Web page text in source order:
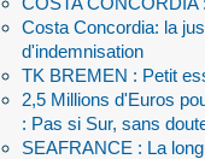
Costa Concordia: la
d'indemnisation
TK BREMEN : Petit
2,5 Millions d'Euros
: Pas si Sur, sans
SEAFRANCE : La